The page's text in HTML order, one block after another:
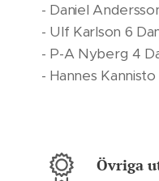
- Daniel
- Ulf Karlson 6
- P-A Nyberg 4
- Hannes
Övriga